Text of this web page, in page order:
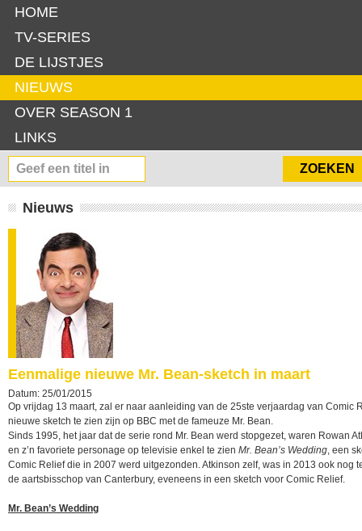
HOME
TV-SERIES
DE LIJSTJES
NIEUWS
OVER SEASON 1
LINKS
Nieuws
Eenmalige nieuwe Mr. Bean-sketch in maart
Datum: 25/01/2015
Op vrijdag 13 maart, zal er naar aanleiding van de 25ste verjaardag van Comic
nieuwe sketch te zien zijn op BBC met de fameuze Mr. Bean.
Sinds 1995, het jaar dat de serie rond Mr. Bean werd stopgezet, waren Rowan
en z’n favoriete personage op televisie enkel te zien Mr. Bean’s Wedding, een
Comic Relief die in 2007 werd uitgezonden. Atkinson zelf, was in 2013 ook nog
de aartsbisschop van Canterbury, eveneens in een sketch voor Comic Relief.
Mr. Bean’s Wedding